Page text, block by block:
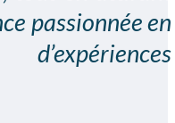
passionnée en